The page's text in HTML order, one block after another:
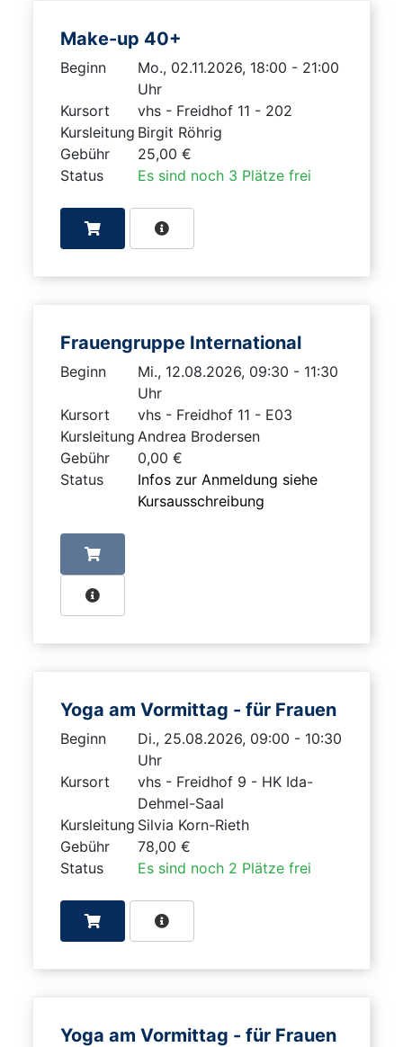
Make-up 40+
Beginn
Mo., 02.11.2026, 18:00 - 21:00
Uhr
Kursort
vhs - Freidhof 11 - 202
Kursleitung Birgit Röhrig
Gebühr
25,00 €
Status
Es sind noch 3 Plätze frei
Frauengruppe International
Beginn
Mi., 12.08.2026, 09:30 - 11:30
Uhr
Kursort
vhs - Freidhof 11 - E03
Kursleitung Andrea Brodersen
Gebühr
0,00 €
Status
Infos zur Anmeldung siehe
Kursausschreibung
Yoga am Vormittag - für Frauen
Beginn
Di., 25.08.2026, 09:00 - 10:30
Uhr
Kursort
vhs - Freidhof 9 - HK Ida-
Dehmel-Saal
Kursleitung Silvia Korn-Rieth
Gebühr
78,00 €
Status
Es sind noch 2 Plätze frei
Yoga am Vormittag - für Frauen